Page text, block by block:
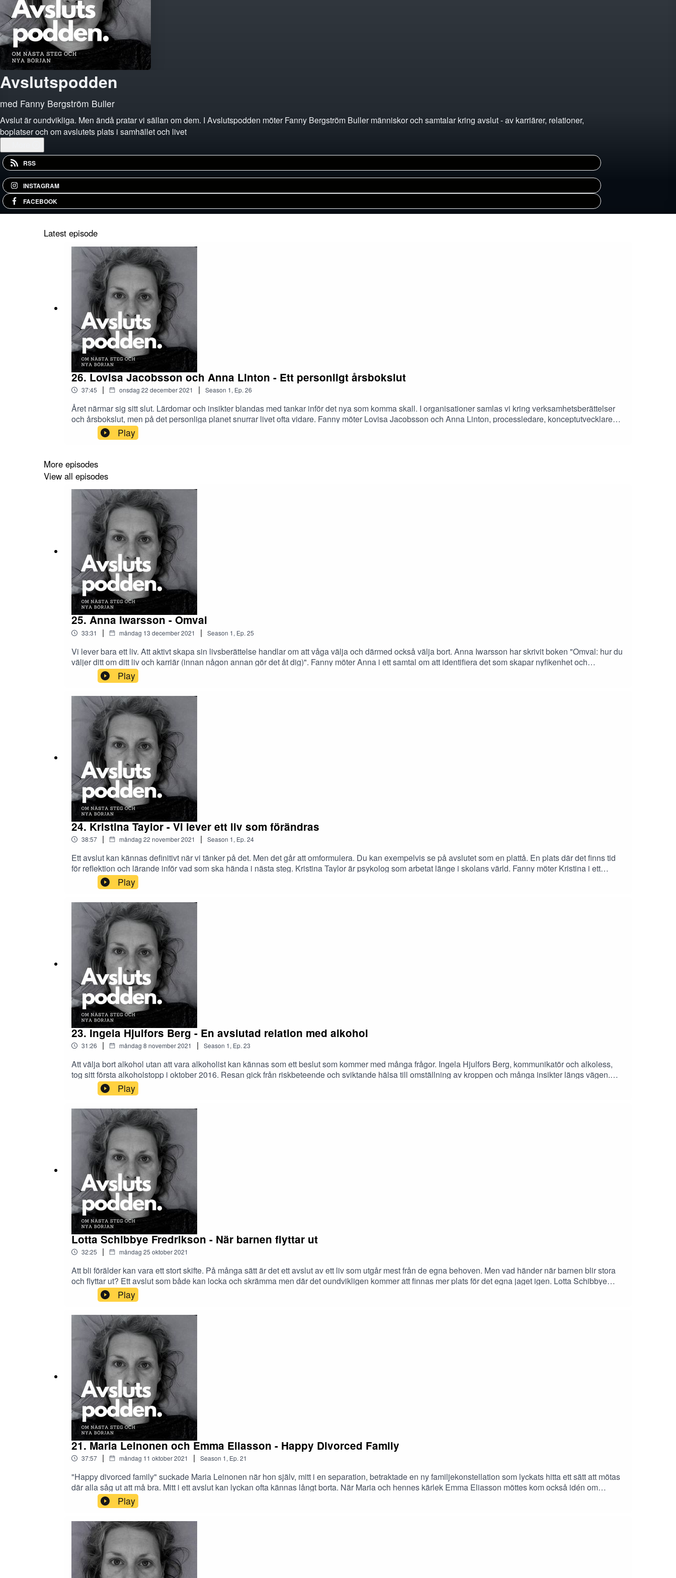
Avslutspodden
med Fanny Bergström Buller
Avslut är oundvikliga. Men ändå pratar vi sällan om dem. I Avslutspodden möter Fanny Bergström Buller människor och samtalar kring avslut - av karriärer, relationer,
boplatser och om avslutets plats i samhället och livet
RSS
INSTAGRAM
FACEBOOK
Latest episode
26. Lovisa Jacobsson och Anna Linton - Ett personligt årsbokslut
37:45 | onsdag 22 december 2021 | Season 1, Ep. 26
Året närmar sig sitt slut. Lärdomar och insikter blandas med tankar inför det nya som komma skall. I organisationer samlas vi kring verksamhetsberättelser
och årsbokslut, men på det personliga planet snurrar livet ofta vidare. Fanny möter Lovisa Jacobsson och Anna Linton, processledare, konceptutvecklare
och entreprenörer som under fem års tid använt sig av personligt årsbokslut som ett sätt för att medvetet navigera bland tankar och förhoppningar när åren
skiftar. Välkommen till ett samtal om avslut, nästa steg och nya början.
Play
More episodes
View all episodes
25. Anna Iwarsson - Omval
33:31 | måndag 13 december 2021 | Season 1, Ep. 25
Vi lever bara ett liv. Att aktivt skapa sin livsberättelse handlar om att våga välja och därmed också välja bort. Anna Iwarsson har skrivit boken "Omval: hur du
väljer ditt om ditt liv och karriär (innan någon annan gör det åt dig)". Fanny möter Anna i ett samtal om att identifiera det som skapar nyfikenhet och
viljeriktning framåt, men också hur det känns att navigera bort från det som inte längre ger. Ett samtal om att våga och att leda sig själv genom livets olika
Play
24. Kristina Taylor - Vi lever ett liv som förändras
38:57 | måndag 22 november 2021 | Season 1, Ep. 24
Ett avslut kan kännas definitivt när vi tänker på det. Men det går att omformulera. Du kan exempelvis se på avslutet som en plattå. En plats där det finns tid
för reflektion och lärande inför vad som ska hända i nästa steg. Kristina Taylor är psykolog som arbetat länge i skolans värld. Fanny möter Kristina i ett
samtal om människans relation till avslut. Det blir ett samtal om förändring och hur vi kan leva med insikten om att allt förändras. Om hur vi rustar våra barn
likväl som våra organisationer.
Play
23. Ingela Hjulfors Berg - En avslutad relation med alkohol
31:26 | måndag 8 november 2021 | Season 1, Ep. 23
Att välja bort alkohol utan att vara alkoholist kan kännas som ett beslut som kommer med många frågor. Ingela Hjulfors Berg, kommunikatör och alkoless,
tog sitt första alkoholstopp i oktober 2016. Resan gick från riskbeteende och sviktande hälsa till omställning av kroppen och många insikter längs vägen.
Fanny möter Ingela i ett samtal om vad som händer vid valet att avsluta relationen med en så pass stark social bärare som alkoholen.
Play
Lotta Schibbye Fredrikson - När barnen flyttar ut
32:25 | måndag 25 oktober 2021
Att bli förälder kan vara ett stort skifte. På många sätt är det ett avslut av ett liv som utgår mest från de egna behoven. Men vad händer när barnen blir stora
och flyttar ut? Ett avslut som både kan locka och skrämma men där det oundvikligen kommer att finnas mer plats för det egna jaget igen. Lotta Schibbye
Fredrikson är mamma till tre barn som har och är på väg att flytta från föräldrahemmet. Fanny möter Lotta i ett samtal om relationen mellan vuxna barn och
deras föräldrar, vad som blir viktigt när barnen lämnar hemmet och vilka känslor som uppenbarar sig i skiftet.
Play
21. Maria Leinonen och Emma Eliasson - Happy Divorced Family
37:57 | måndag 11 oktober 2021 | Season 1, Ep. 21
"Happy divorced family" suckade Maria Leinonen när hon själv, mitt i en separation, betraktade en ny familjekonstellation som lyckats hitta ett sätt att mötas
där alla såg ut att må bra. Mitt i ett avslut kan lyckan ofta kännas långt borta. När Maria och hennes kärlek Emma Eliasson möttes kom också idén om
Instagram-kontot Happy Divorced Family. En plats för att prata om relationer och allt som kommer med dem, på ett positivt sätt. Fanny möter Maria och
Emma i ett samtal om vägen genom en separation. Om avsluten som följer men också om den nya kärleken och hur livets olika relationer och delar vävs
ihop till något nytt.
Play